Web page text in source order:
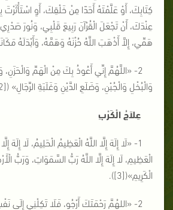
كِتَابِكَ، أَوْ عَلَّمْتَهُ أَحَدًا مِنْ خَلْقِكَ، أَوِ
عِنْدَكَ، أَنْ تَجْعَلَ الْقُرْآنَ رَبِيعَ قَلْبِي، وَنُورَ
هَمِّي، إِلاَّ أَذْهَبَ اللَّهُ حُزْنَهُ وَهَمَّهُ، وَأَبْدَلَهُ مَكَانَهُ
2- «اللَّهُمَّ إِنِّي أَعُوذُ بِكَ مِنْ الْهَمِّ وَالْحَزَنِ،
وَالْبُخْلِ وَالْجُبْنِ، وَضَلَعِ الدَّيْنِ وَغَلَبَةِ الرِّجَالِ» ([2]).
عِلاَجُ الْكَرْبِ
1- «لَا إِلَهَ إِلَّا اللَّهُ الْعَظِيمُ الْحَلِيمُ، لَا إِلَهَ
الْعَظِيمِ، لَا إِلَهَ إِلَّا اللَّهُ رَبُّ السَّمَوَاتِ، وَرَبُّ
الْكَرِيمِ»([3]).
2- «اللهُمَّ رَحْمَتَكَ أَرْجُو، فَلَا تَكِلْنِي إِلَى